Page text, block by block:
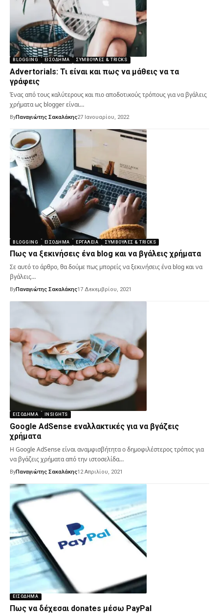
BLOGGING ΕΙΣΌΔΗΜΑ ΣΥΜΒΟΥΛΈΣ & TRICKS
Advertorials: Τι είναι και πως να μάθεις να τα
γράφεις
Ένας από τους καλύτερους και πιο αποδοτικούς τρόπους για να βγάλεις
χρήματα ως blogger είναι…
ByΠαναγιώτης Σακαλάκης27 Ιανουαρίου, 2022
BLOGGING ΕΙΣΌΔΗΜΑ ΕΡΓΑΛΕΊΑ ΣΥΜΒΟΥΛΈΣ & TRICKS
Πως να ξεκινήσεις ένα blog και να βγάλεις χρήματα
Σε αυτό το άρθρο, θα δούμε πως μπορείς να ξεκινήσεις ένα blog και να
βγάλεις…
ByΠαναγιώτης Σακαλάκης17 Δεκεμβρίου, 2021
ΕΙΣΌΔΗΜΑ INSIGHTS
Google AdSense εναλλακτικές για να βγάζεις
χρήματα
Η Google AdSense είναι αναμφισβήτητα ο δημοφιλέστερος τρόπος για
να βγάζεις χρήματα από την ιστοσελίδα…
ByΠαναγιώτης Σακαλάκης12 Απριλίου, 2021
ΕΙΣΌΔΗΜΑ
Πως να δέχεσαι donates μέσω PayPal